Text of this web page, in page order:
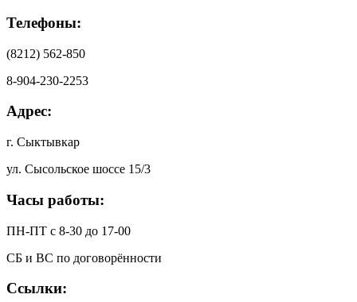
Телефоны:
(8212) 562-850
8-904-230-2253
Адрес:
г. Сыктывкар
ул. Сысольское шоссе 15/3
Часы работы:
ПН-ПТ с 8-30 до 17-00
СБ и ВС по договорённости
Ссылки: